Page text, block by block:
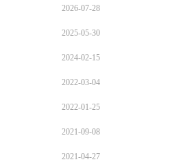
2026-07-28
2025-05-30
2024-02-15
2022-03-04
2022-01-25
2021-09-08
2021-04-27